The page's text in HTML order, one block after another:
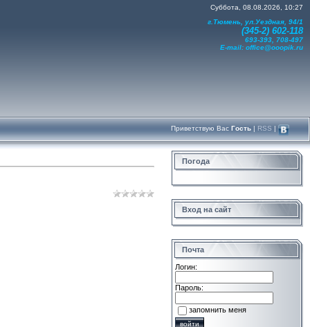
Суббота, 08.08.2026, 10:27
г.Тюмень, ул.Уездная, 94/1
(345-2) 602-118
693-393, 708-497
E-mail: office@ooopik.ru
Приветствую Вас Гость | RSS |
Погода
Вход на сайт
Почта
Логин:
Пароль:
запомнить меня